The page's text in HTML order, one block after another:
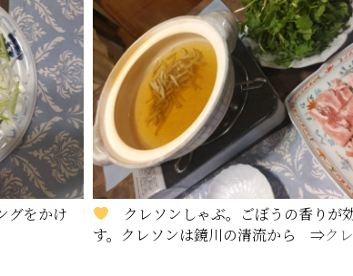
グをかけ
クレソンしゃぶ。ごぼうの香りが
す。クレソンは鏡川の清流から ⇒ク